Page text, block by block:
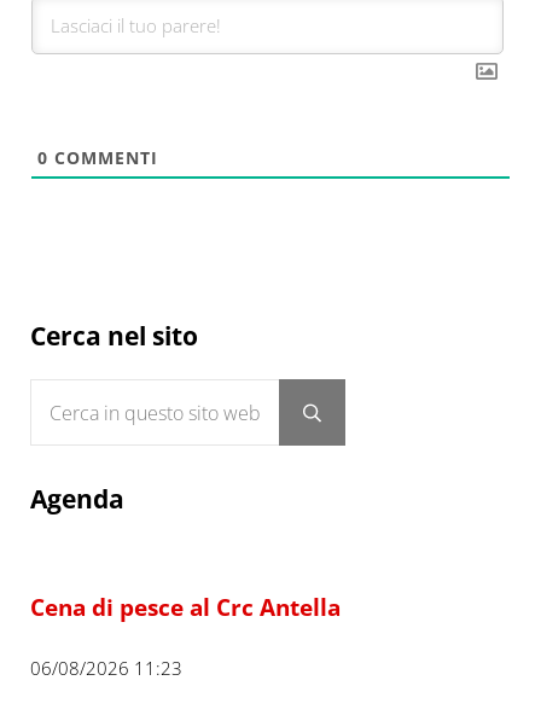
0 COMMENTI
Sidebar
Cerca nel sito
Submit search
Agenda
Cena di pesce al Crc Antella
06/08/2026 11:23